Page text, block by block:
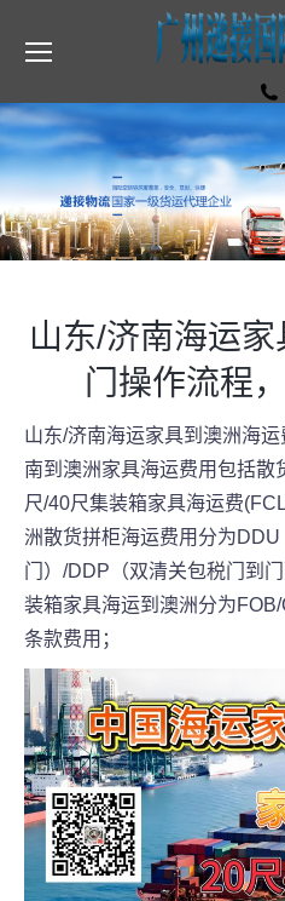
山东/济南海运家
门操作流程
山东/济南海运家具到澳洲海
南到澳洲家具海运费用包括散
尺/40尺集装箱家具海运费
洲散货拼柜海运费用分为DDU
门）/DDP（双清关包税门到
装箱家具海运到澳洲分为
条款费用；